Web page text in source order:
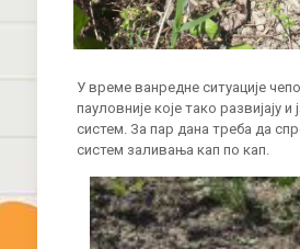
У време ванредне ситуације
пауловније које тако развијају и
систем. За пар дана треба да
систем заливања кап по кап.